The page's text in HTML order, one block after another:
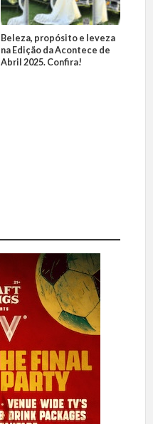
Beleza, propósito e leveza
na Edição da Acontece de
Abril 2025. Confira!